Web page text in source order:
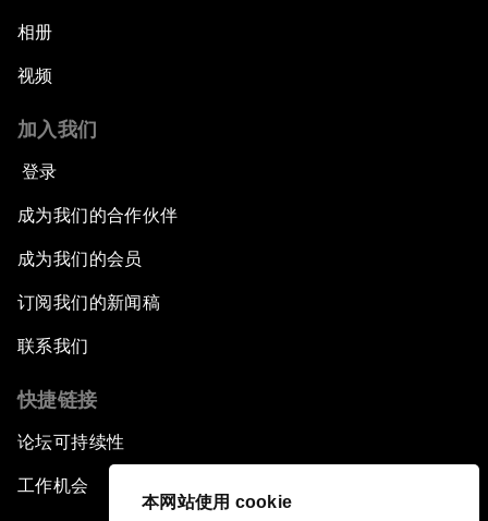
本网站使用 cookie
相册
视频
加入我们
登录
成为我们的合作伙伴
成为我们的会员
订阅我们的新闻稿
联系我们
快捷链接
论坛可持续性
工作机会